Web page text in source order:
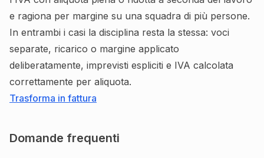
e ragiona per margine su una squadra di più persone.
In entrambi i casi la disciplina resta la stessa: voci
separate, ricarico o margine applicato
deliberatamente, imprevisti espliciti e IVA calcolata
correttamente per aliquota.
Trasforma in fattura
Domande frequenti